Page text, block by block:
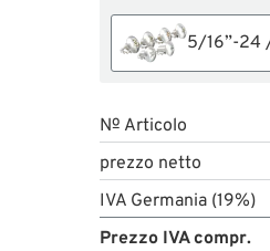
5/16”-24
№ Articolo
prezzo netto
IVA Germania (19%)
Prezzo IVA compr.